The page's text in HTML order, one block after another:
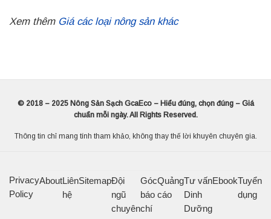
Xem thêm Giá các loại nông sản khác
© 2018 – 2025 Nông Sản Sạch GcaEco – Hiểu đúng, chọn đúng – Giá
chuẩn mỗi ngày. All Rights Reserved.
Thông tin chỉ mang tính tham khảo, không thay thế lời khuyên chuyên gia.
Privacy
Policy
AboutLiên
hệ
SitemapĐội
ngũ
chuyên
Góc
báo
chí
Quảng
cáo
Tư vấn
Dinh
Dưỡng
EbookTuyển
dụng